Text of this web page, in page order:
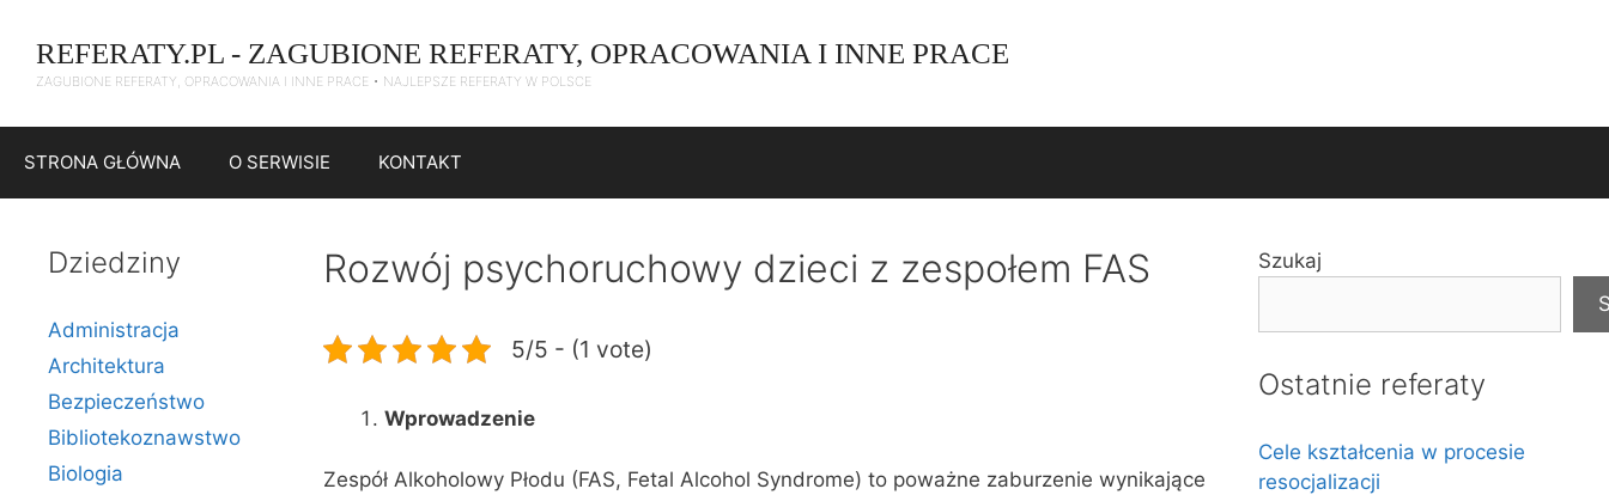
treści
REFERATY.PL - ZAGUBIONE REFERATY, OPRACOWANIA I INNE PRACE
ZAGUBIONE REFERATY, OPRACOWANIA I INNE PRACE • NAJLEPSZE REFERATY W POLSCE
STRONA GŁÓWNA O SERWISIE KONTAKT
Rozwój psychoruchowy dzieci z zespołem FAS
5/5 - (1 vote)
Wprowadzenie
Zespół Alkoholowy Płodu (FAS, Fetal Alcohol Syndrome) to poważne zaburzenie wynikające
Dziedziny
Administracja
Architektura
Bezpieczeństwo
Bibliotekoznawstwo
Biologia
Szukaj
Ostatnie referaty
Cele kształcenia w procesie
resocjalizacji